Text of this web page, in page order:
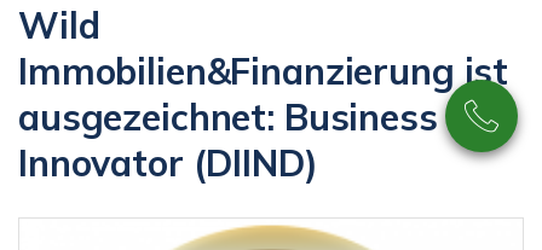
Wild
Immobilien&Finanzierung ist
ausgezeichnet: Business
Innovator (DIIND)